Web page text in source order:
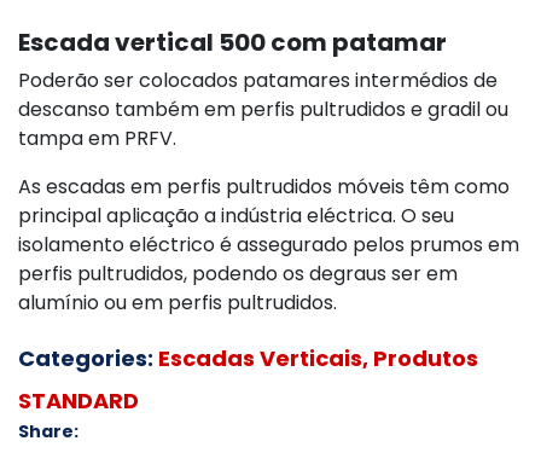
Escada vertical 500 com patamar
Poderão ser colocados patamares intermédios de
descanso também em perfis pultrudidos e gradil ou
tampa em PRFV.
As escadas em perfis pultrudidos móveis têm como
principal aplicação a indústria eléctrica. O seu
isolamento eléctrico é assegurado pelos prumos em
perfis pultrudidos, podendo os degraus ser em
alumínio ou em perfis pultrudidos.
Categories: Escadas Verticais, Produtos
STANDARD
Share: